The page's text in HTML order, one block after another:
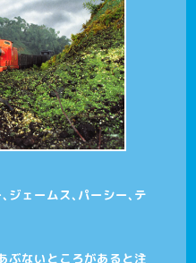
ジェームス、パーシー、テ
ぶないところがあると注